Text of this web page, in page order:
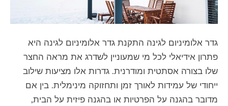
גדר אלומיניום לגינה התקנת גדר אלומיניום לגינה היא
פתרון אידיאלי לכל מי שמעוניין לשדרג את מראה החצר
שלו בצורה אסתטית ומודרנית. גדרות אלו מציעות שילוב
ייחודי של עמידות לאורך זמן ותחזוקה מינימלית. בין אם
מדובר בהגנה על הפרטיות או בהגנה פיזית על הבית,